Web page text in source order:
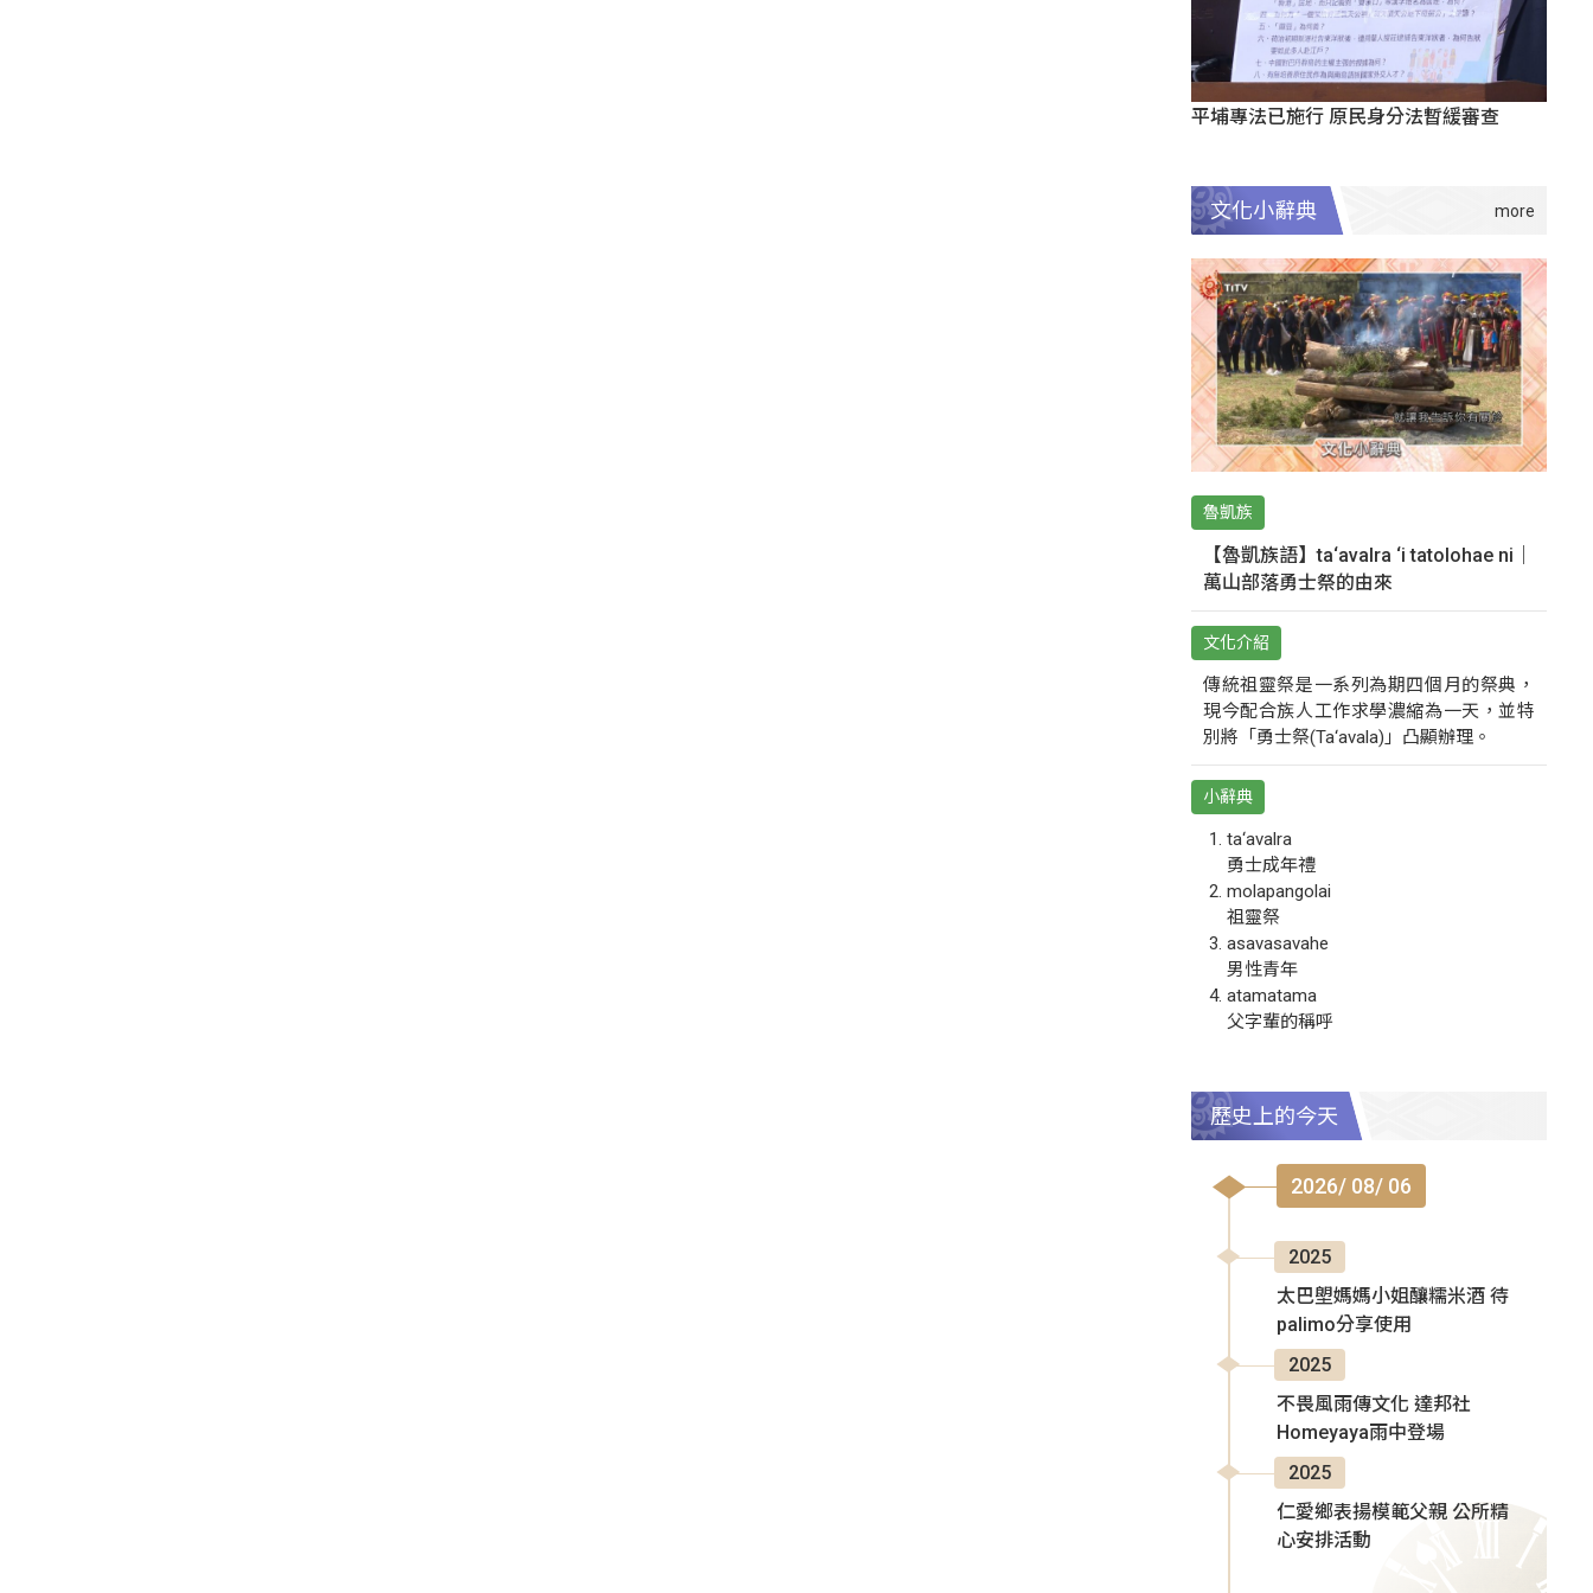
平埔專法已施行 原民身分法暫緩審查
文化小辭典
魯凱族
【魯凱族語】ta‘avalra ‘i tatolohae ni｜
萬山部落勇士祭的由來
文化介紹
傳統祖靈祭是一系列為期四個月的祭典，
現今配合族人工作求學濃縮為一天，並特
別將「勇士祭(Ta‘avala)」凸顯辦理。
小辭典
ta‘avalra
勇士成年禮
molapangolai
祖靈祭
asavasavahe
男性青年
atamatama
父字輩的稱呼
歷史上的今天
2026/ 08/ 06
2025
太巴塱媽媽小姐釀糯米酒 待
palimo分享使用
2025
不畏風雨傳文化 達邦社
Homeyaya雨中登場
2025
仁愛鄉表揚模範父親 公所精
心安排活動